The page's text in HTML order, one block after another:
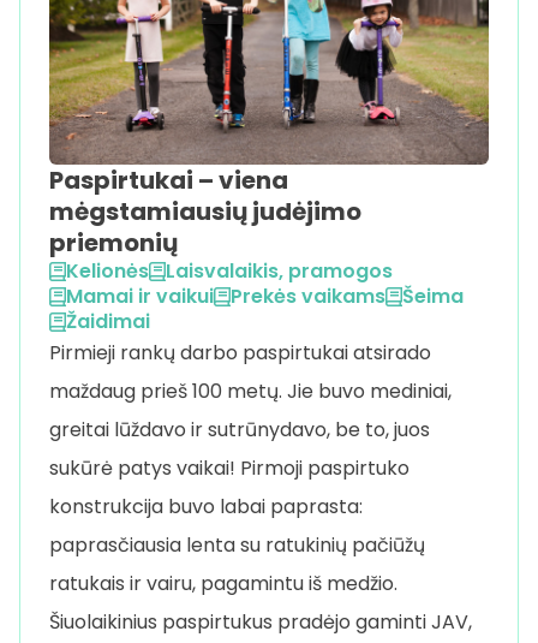
Paspirtukai – viena
mėgstamiausių judėjimo
priemonių
Kelionės
Laisvalaikis, pramogos
Mamai ir vaikui
Prekės vaikams
Šeima
Žaidimai
Pirmieji rankų darbo paspirtukai atsirado
maždaug prieš 100 metų. Jie buvo mediniai,
greitai lūždavo ir sutrūnydavo, be to, juos
sukūrė patys vaikai! Pirmoji paspirtuko
konstrukcija buvo labai paprasta:
paprasčiausia lenta su ratukinių pačiūžų
ratukais ir vairu, pagamintu iš medžio.
Šiuolaikinius paspirtukus pradėjo gaminti JAV,